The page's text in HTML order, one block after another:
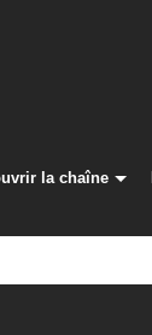
la chaîne